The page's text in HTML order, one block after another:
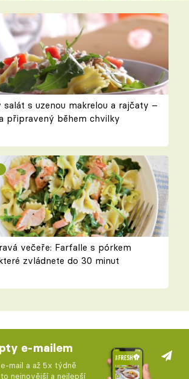
salát s uzenou makrelou a rajčaty –
připravený během chvilky
večeře: Farfalle s pórkem
zvládnete do 30 minut
e-mailem
mail a až 5x týdně
nejnovější a nejlepší